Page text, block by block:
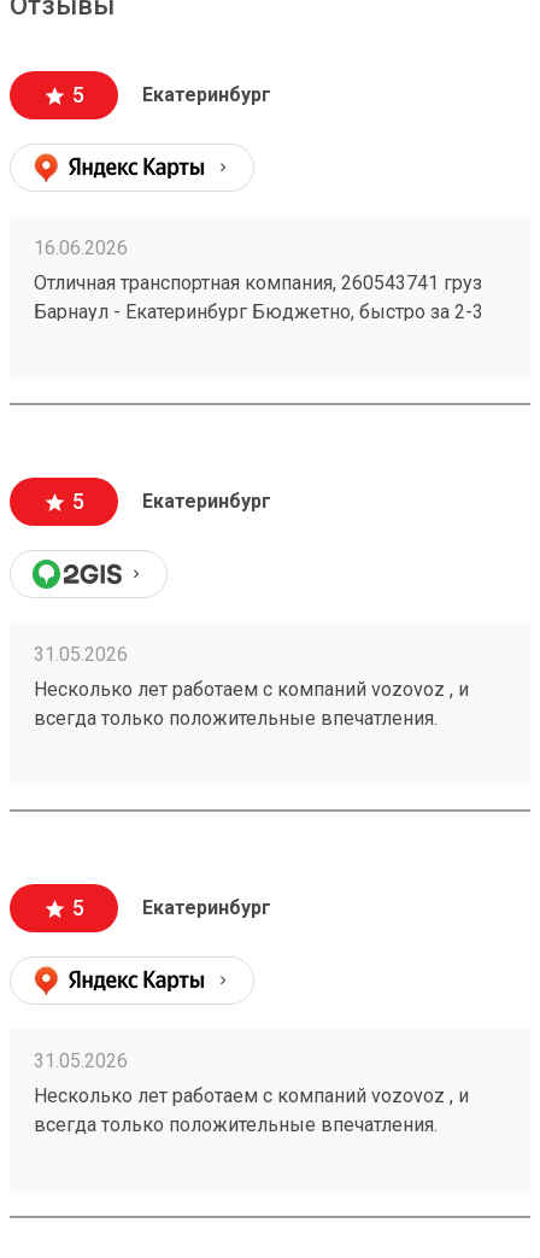
5 Екатеринбург
16.06.2026
Отличная транспортная компания, 260543741 груз
Барнаул - Екатеринбург Бюджетно, быстро за 2-3
плохого и неприятного момента не могу вспомнить.
5 Екатеринбург
31.05.2026
Несколько лет работаем с компаний vozovoz , и
всегда только положительные впечатления.
можно посмотреть всю интересующую
сохранности , и сотрудники аккуратны при загрузке
, выгрузке 🙌🏻 Заказ 260502771
5 Екатеринбург
31.05.2026
Несколько лет работаем с компаний vozovoz , и
всегда только положительные впечатления.
можно посмотреть всю интересующую